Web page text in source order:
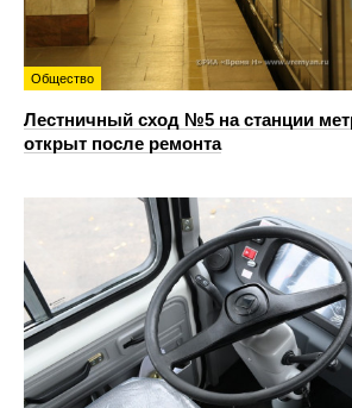
Общество
Лестничный сход №5 на станции
открыт после ремонта